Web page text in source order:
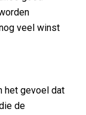
veel winst
het gevoel dat
de